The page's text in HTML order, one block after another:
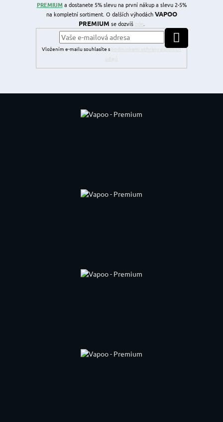
PREMIUMa dostanete 5% slevu na první nákup a slevu 2-5%
na kompletní sortiment. O dalších výhodáchVAPOO
PREMIUM se dozvíš .
Vložením e-mailu souhlasíte s
podmínkami ochrany osobních